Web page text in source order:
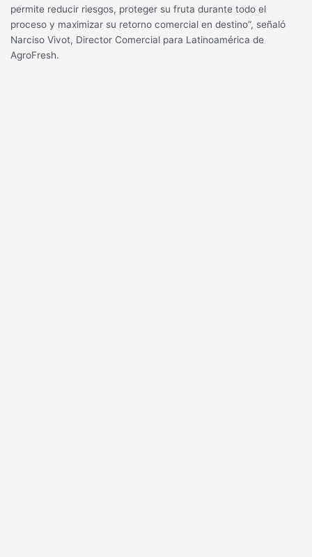
permite reducir riesgos, proteger su fruta durante todo el
proceso y maximizar su retorno comercial en destino”, señaló
Narciso Vivot, Director Comercial para Latinoamérica de
AgroFresh.